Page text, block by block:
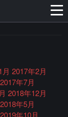
2017年2月
2017年7月
2018年12月
2018年5月
2019年10月